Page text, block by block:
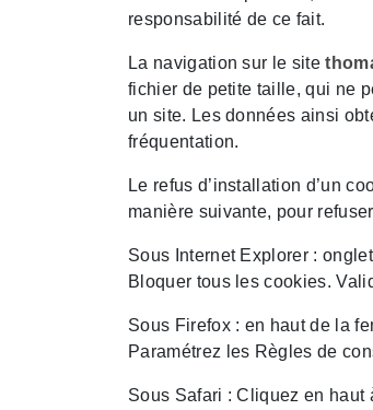
responsabilité de ce fait.
La navigation sur le site
fichier de petite taille, qui ne
un site. Les données ainsi
fréquentation.
Le refus d’installation d’un
manière suivante, pour
Sous Internet Explorer :
Bloquer tous les cookies.
Sous Firefox : en haut de la
Paramétrez les Règles de
Sous Safari : Cliquez en haut